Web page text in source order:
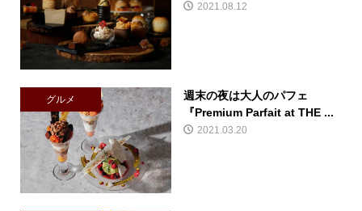
2021.08.12
グルメ
週末の夜は大人のパフェ
『Premium Parfait at THE ...
2021.03.20